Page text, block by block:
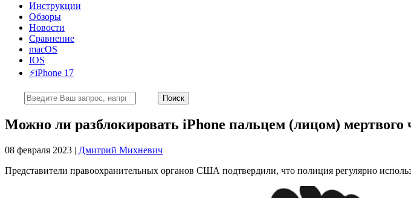
Инструкции
Обзоры
Новости
Сравнение
macOS
IOS
⚡️iPhone 17
Можно ли разблокировать iPhone пальцем (лицом) мертвого
08 февраля 2023 | Дмитрий Михневич
Представители правоохранительных органов США подтвердили, что полиция регулярно